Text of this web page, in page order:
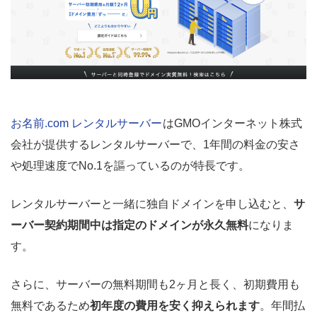
お名前.com レンタルサーバーはGMOインターネット株式
会社が提供するレンタルサーバーで、1年間の料金の安さ
や処理速度でNo.1を謳っているのが特長です。
レンタルサーバーと一緒に独自ドメインを申し込むと、 サ
ーバー契約期間中は指定のドメインが永久無料になりま
す。
さらに、サーバーの無料期間も2ヶ月と長く、初期費用も
無料であるため初年度の費用を安く抑えられます。年間払